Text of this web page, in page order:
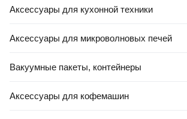
Аксессуары для кухонной техники
Аксессуары для микроволновых печей
Вакуумные пакеты, контейнеры
Аксессуары для кофемашин